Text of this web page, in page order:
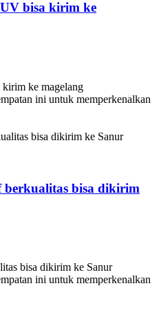
bisa kirim ke
ke magelang
ini untuk memperkenalkan
berkualitas bisa dikirim
bisa dikirim ke Sanur
ini untuk memperkenalkan